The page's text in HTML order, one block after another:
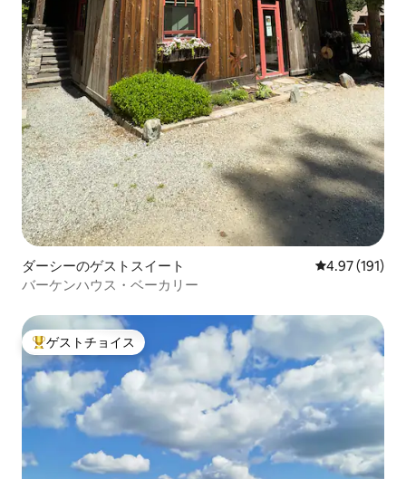
ダーシーのゲストスイート レビュー191
4.97 (191)
バーケンハウス・ベーカリー
大好評のゲストチョイスです。
ゲストチョイス